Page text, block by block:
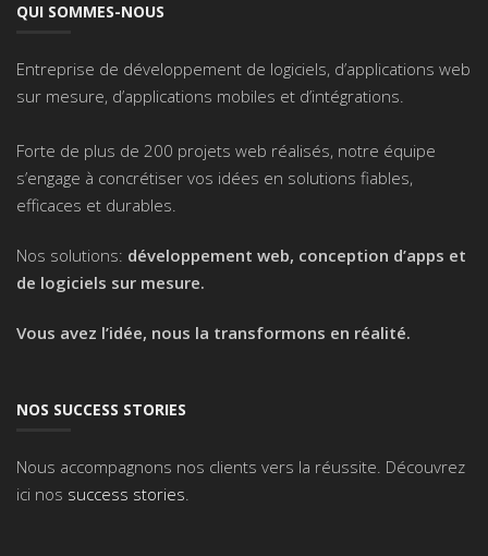
QUI SOMMES-NOUS
Entreprise de développement de logiciels, d’applications web
sur mesure, d’applications mobiles et d’intégrations.
Forte de plus de 200 projets web réalisés, notre équipe
s’engage à concrétiser vos idées en solutions fiables,
efficaces et durables.
Nos solutions: développement web, conception d’apps et
de logiciels sur mesure.
Vous avez l’idée, nous la transformons en réalité.
NOS SUCCESS STORIES
Nous accompagnons nos clients vers la réussite. Découvrez
ici nos success stories.